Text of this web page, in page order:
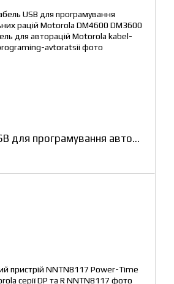
Кабель USB для програмування автомобільних рацій Motorola DM4600 DM3600 ЮСБ кабель для авторацій Motorola